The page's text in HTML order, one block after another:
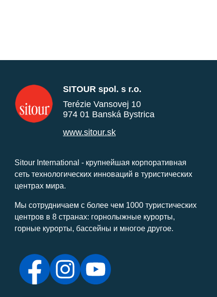
SITOUR spol. s r.o.
Terézie Vansovej 10
974 01 Banská Bystrica
www.sitour.sk
Sitour International - крупнейшая корпоративная
сеть технологических инноваций в туристических
центрах мира.
Мы сотрудничаем с более чем 1000 туристических
центров в 8 странах: горнолыжные курорты,
горные курорты, бассейны и многое другое.